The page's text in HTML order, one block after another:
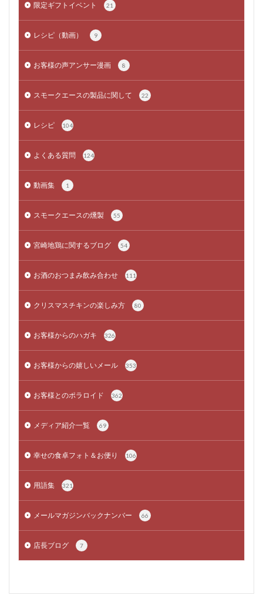
限定ギフトイベント 21
レシピ（動画） 9
お客様の声アンサー漫画 8
スモークエースの製品に関して 22
レシピ 104
よくある質問 124
動画集 1
スモークエースの燻製 55
宮崎地鶏に関するブログ 54
お酒のおつまみ飲み合わせ 111
クリスマスチキンの楽しみ方 80
お客様からのハガキ 326
お客様からの嬉しいメール 353
お客様とのポラロイド 362
メディア紹介一覧 69
幸せの食卓フォト＆お便り 106
用語集 321
メールマガジンバックナンバー 66
店長ブログ 7